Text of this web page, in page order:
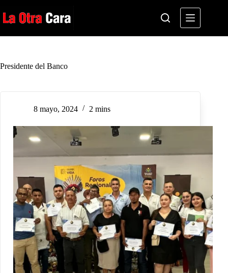
al
contenido
Presidente del Banco
8 mayo, 2024 2 mins